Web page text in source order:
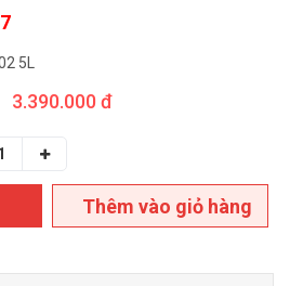
5L
3.390.000 đ
Thêm vào giỏ hàng